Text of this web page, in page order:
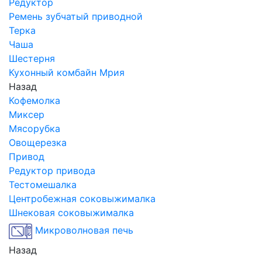
Редуктор
Ремень зубчатый приводной
Терка
Чаша
Шестерня
Кухонный комбайн Мрия
Назад
Кофемолка
Миксер
Мясорубка
Овощерезка
Привод
Редуктор привода
Тестомешалка
Центробежная соковыжималка
Шнековая соковыжималка
Микроволновая печь
Назад